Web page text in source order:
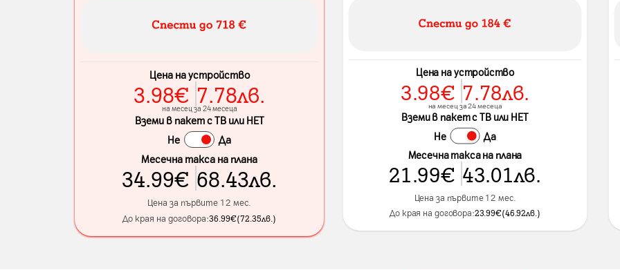
Цена на устройство
3.98€ 7.78лв.
на месец за 24 месеца
Вземи в пакет с ТВ или НЕТ
Не
Да
Месечна такса на плана
34.99€ 68.43лв.
Цена за първите 12 мес.
До края на договора:36.99€(72.35лв. )
Цена на устройство
3.98€ 7.78лв.
на месец за 24 месеца
Вземи в пакет с ТВ или НЕТ
Не Да
Месечна такса на плана
21.99€ 43.01лв.
Цена за първите 12 мес.
До края на договора:23.99€(46.92лв. )